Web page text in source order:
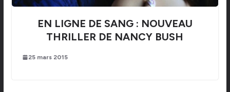
EN LIGNE DE SANG : NOUVEAU
THRILLER DE NANCY BUSH
25 mars 2015